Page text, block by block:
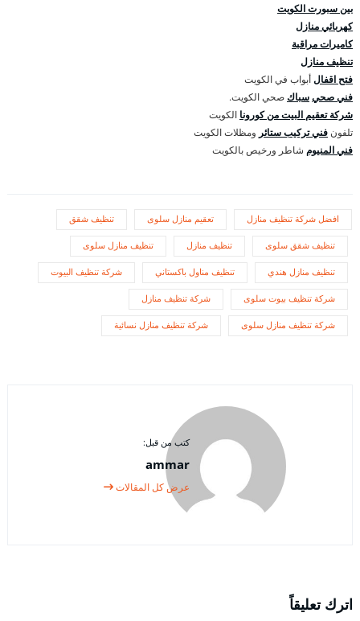
بين سبورت الكويت
كهربائي منازل
كاميرات مراقبة
تنظيف منازل
فتح اقفالأبواب في الكويت
فني صحيسباك صحي الكويت.
شركة تعقيم البيت من كورونا الكويت
تلفون فني تركيب ستائر ومظلات الكويت
فني المنيوم شاطر ورخيص بالكويت
افضل شركة تنظيف منازل تعقيم منازل سلوى تنظيف شقق
تنظيف شقق سلوى تنظيف منازل تنظيف منازل سلوى
تنظيف منازل هندي تنظيف مناول باكستاني شركة تنظيف البيوت
شركة تنظيف بيوت سلوى شركة تنظيف منازل
شركة تنظيف منازل سلوى شركة تنظيف منازل نسائية
كتب من قبل:
ammar
عرض كل المقالات
اترك تعليقاً